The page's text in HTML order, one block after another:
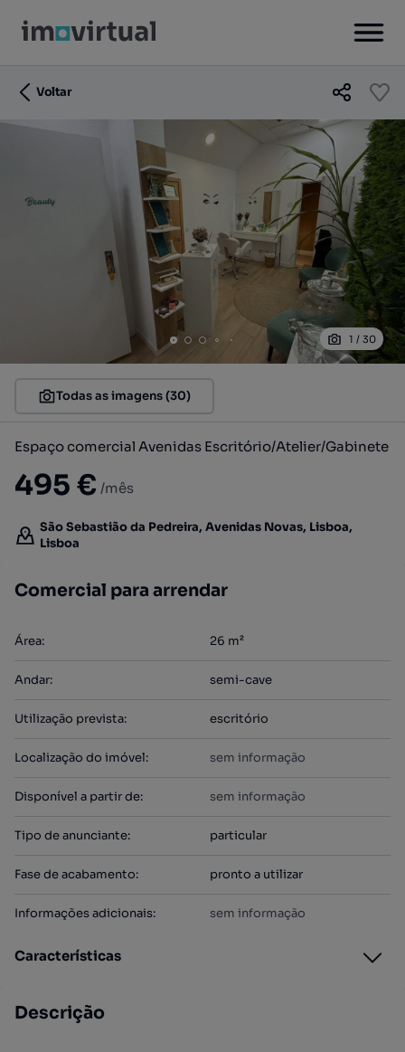
Voltar
1 / 30
Todas as imagens (30)
Espaço comercial Avenidas Escritório/Atelier/Gabinete
495 € /mês
São Sebastião da Pedreira, Avenidas Novas, Lisboa,
Lisboa
Comercial para arrendar
Área: 26 m²
Andar: semi-cave
Utilização prevista: escritório
Localização do imóvel: sem informação
Disponível a partir de: sem informação
Tipo de anunciante: particular
Fase de acabamento: pronto a utilizar
Informações adicionais: sem informação
Características
Descrição